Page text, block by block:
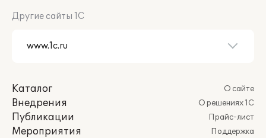
Другие сайты 1С
Каталог
Внедрения
Публикации
Мероприятия
О сайте
О решениях 1С
Прайс-лист
Поддержка